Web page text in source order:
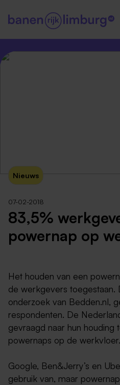
Nieuws
07-02-2018
83,5%
powernap op
Het houden van een
de werkgevers toegestaan.
onderzoek van Bedden.nl,
respondenten. De
gevraagd naar hun houding
powernaps op de werkvloer.
Google, Ben&Jerry’s en
gebruik van, maar